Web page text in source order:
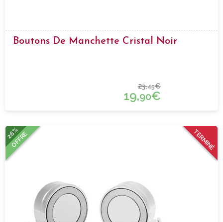
Boutons De Manchette Cristal Noir
23,45€
19,90€
TERMINÉ
26%
OFFRE